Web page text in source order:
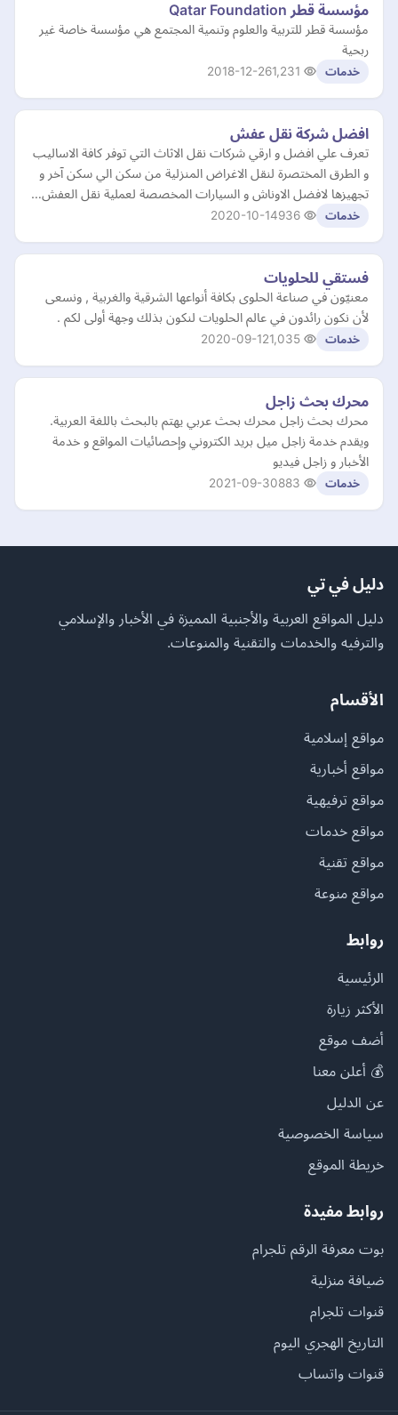
مؤسسة قطر Qatar Foundation
مؤسسة قطر للتربية والعلوم وتنمية المجتمع هي مؤسسة خاصة غير
ربحية
خدمات 2018-12-26
افضل شركة نقل عفش
تعرف علي افضل و ارقي شركات نقل الاثاث التي توفر كافة الاساليب
و الطرق المختصرة لنقل الاغراض المنزلية من سكن الي سكن آخر و
تجهيزها لافضل الاوناش و السيارات المخصصة لعملية نقل العفش…
خدمات 2020-10-14
فستقي للحلويات
معنيّون في صناعة الحلوى بكافة أنواعها الشرقية والغربية , ونسعى
لأن نكون رائدون في عالم الحلويات لنكون بذلك وجهة أولى لكم .
خدمات 2020-09-12
محرك بحث زاجل
محرك بحث زاجل محرك بحث عربي يهتم بالبحث باللغة العربية.
ويقدم خدمة زاجل ميل بريد الكتروني وإحصائيات المواقع و خدمة
الأخبار و زاجل فيديو
خدمات 2021-09-30
دليل في تي
دليل المواقع العربية والأجنبية المميزة في الأخبار والإسلامي
والترفيه والخدمات والتقنية والمنوعات.
الأقسام
مواقع إسلامية
مواقع أخبارية
مواقع ترفيهية
مواقع خدمات
مواقع تقنية
مواقع منوعة
روابط
الرئيسية
الأكثر زيارة
أضف موقع
💰 أعلن معنا
عن الدليل
سياسة الخصوصية
خريطة الموقع
روابط مفيدة
بوت معرفة الرقم تلجرام
ضيافة منزلية
قنوات تلجرام
التاريخ الهجري اليوم
قنوات واتساب